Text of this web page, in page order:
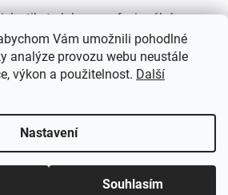
Vám umožnili pohodlné
analýze provozu webu neustále
výkon a použitelnost. Další
Nastavení
Souhlasím
etiket: Jak na profesionální
a.s. | etikety-stitky.cz